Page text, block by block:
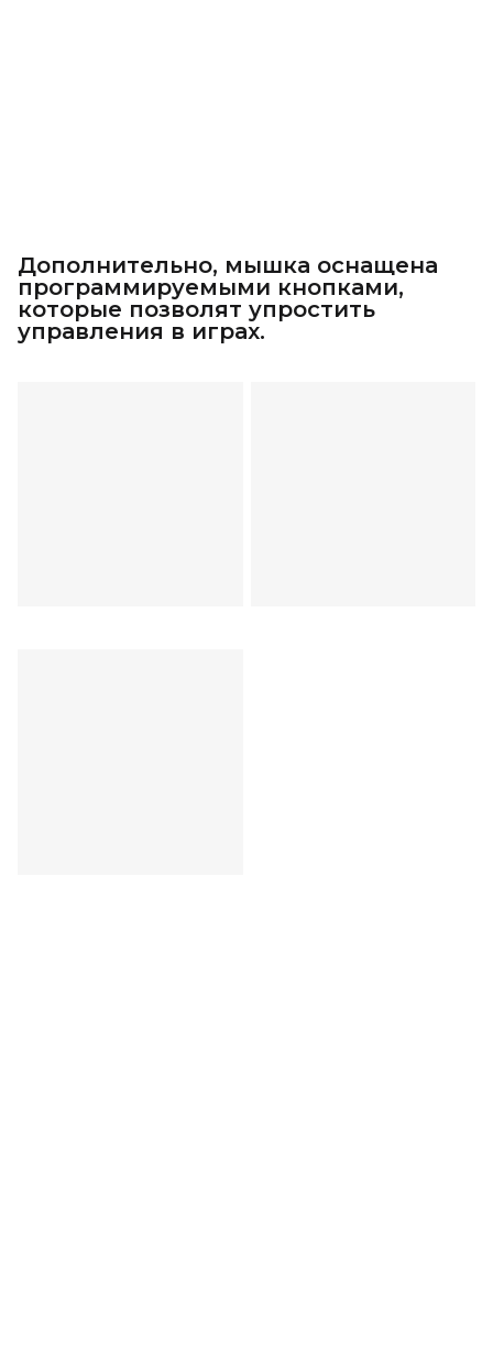
Дополнительно, мышка оснащена
программируемыми кнопками,
которые позволят упростить
управления в играх.